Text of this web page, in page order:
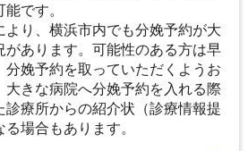
です。
より、横浜市内でも分娩予約が大
があります。可能性のある方は早
分娩予約を取っていただくようお
大きな病院へ分娩予約を入れる際
診療所からの紹介状（診療情報提
場合もあります。